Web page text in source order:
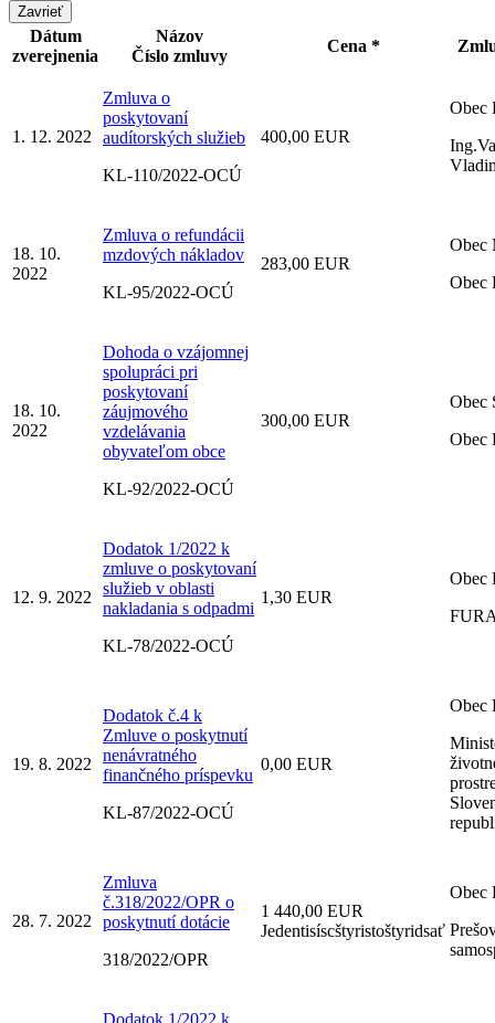
Zavrieť
Dátum
zverejnenia
Názov
Číslo zmluvy
Cena *
1. 12. 2022
Zmluva o
poskytovaní
audítorských služieb
KL-110/2022-OCÚ
400,00 EUR
Obec
18. 10.
2022
Zmluva o refundácii
mzdových nákladov
KL-95/2022-OCÚ
283,00 EUR
Obec
Obec
18. 10.
2022
Dohoda o vzájomnej
spolupráci pri
poskytovaní
záujmového
vzdelávania
obyvateľom obce
KL-92/2022-OCÚ
300,00 EUR
Obec
Obec
12. 9. 2022
Dodatok 1/2022 k
zmluve o poskytovaní
služieb v oblasti
nakladania s odpadmi
KL-78/2022-OCÚ
1,30 EUR
Obec
19. 8. 2022
Dodatok č.4 k
Zmluve o poskytnutí
nenávratného
finančného príspevku
KL-87/2022-OCÚ
0,00 EUR
Obec
28. 7. 2022
Zmluva
č.318/2022/OPR o
poskytnutí dotácie
318/2022/OPR
1 440,00 EUR
Jedentisíscštyristoštyridsať
Obec
Dodatok 1/2022 k